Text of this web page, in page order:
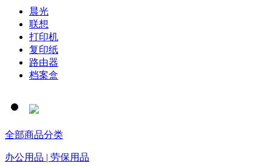
晨光
联想
打印机
复印纸
路由器
档案盒
全部商品分类
办公用品 | 劳保用品